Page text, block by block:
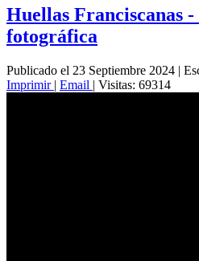
Huellas Franciscanas
fotográfica
Publicado el 23 Septiembre 2024 |
Imprimir | Email | Visitas: 69314